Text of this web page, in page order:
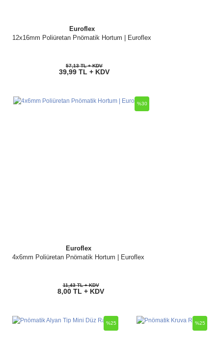
Euroflex
12x16mm Poliüretan Pnömatik Hortum | Euroflex
57,13 TL + KDV
39,99 TL + KDV
Euroflex
4x6mm Poliüretan Pnömatik Hortum | Euroflex
%30
11,43 TL + KDV
8,00 TL + KDV
%25 %25